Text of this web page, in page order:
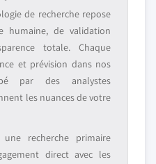
de recherche repose
humaine, de validation
totale. Chaque
et prévision dans nos
par des analystes
les nuances de votre
recherche primaire
direct avec les